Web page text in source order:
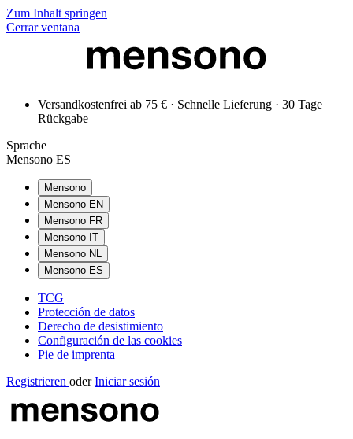
Zum Inhalt springen
Cerrar ventana
Versandkostenfrei ab 75 € · Schnelle Lieferung · 30 Tage
Rückgabe
Sprache
Mensono ES
Mensono
Mensono EN
Mensono FR
Mensono IT
Mensono NL
Mensono ES
TCG
Protección de datos
Derecho de desistimiento
Configuración de las cookies
Pie de imprenta
Registrieren oder Iniciar sesión